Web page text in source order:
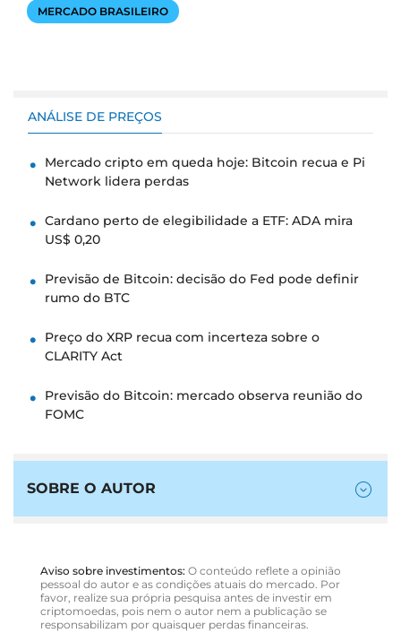
MERCADO BRASILEIRO
ANÁLISE DE PREÇOS
Mercado cripto em queda hoje: Bitcoin recua e Pi
Network lidera perdas
Cardano perto de elegibilidade a ETF: ADA mira
US$ 0,20
Previsão de Bitcoin: decisão do Fed pode definir
rumo do BTC
Preço do XRP recua com incerteza sobre o
CLARITY Act
Previsão do Bitcoin: mercado observa reunião do
FOMC
SOBRE O AUTOR
Aviso sobre investimentos: O conteúdo reflete a opinião
pessoal do autor e as condições atuais do mercado. Por
favor, realize sua própria pesquisa antes de investir em
criptomoedas, pois nem o autor nem a publicação se
responsabilizam por quaisquer perdas financeiras.